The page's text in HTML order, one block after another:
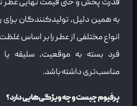
قدرت پخش و حتی قیمت نهایی عطر
به همین دلیل، تولیدکنندگان
انواع مختلفی از عطر را بر اساس
فرد بسته به موقعیت، سلیقه
مناسب‌تری داشته باشد.
پرفیوم چیست و چه ویژگی‌هایی دارد؟